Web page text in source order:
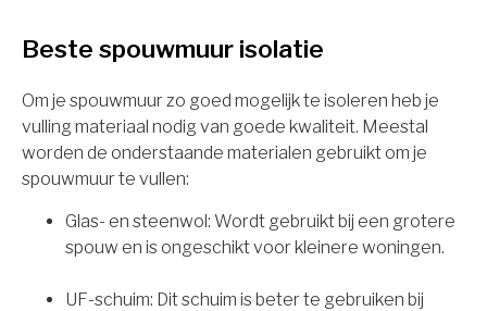
Beste spouwmuur isolatie
Om je spouwmuur zo goed mogelijk te isoleren heb je
vulling materiaal nodig van goede kwaliteit. Meestal
worden de onderstaande materialen gebruikt om je
spouwmuur te vullen:
Glas- en steenwol: Wordt gebruikt bij een grotere
spouw en is ongeschikt voor kleinere woningen.
UF-schuim: Dit schuim is beter te gebruiken bij